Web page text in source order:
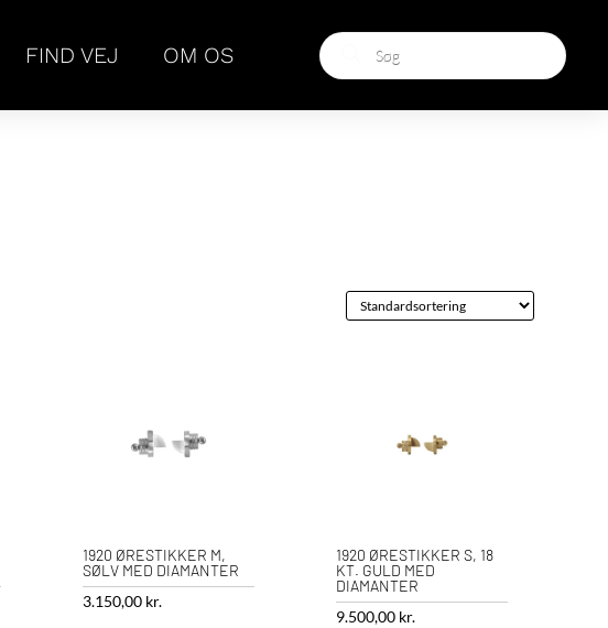
FIND VEJ OM OS
Products
search
1920 ØRESTIKKER M,
SØLV MED DIAMANTER
3.150,00 kr.
1920 ØRESTIKKER S, 18
KT. GULD MED
DIAMANTER
9.500,00 kr.